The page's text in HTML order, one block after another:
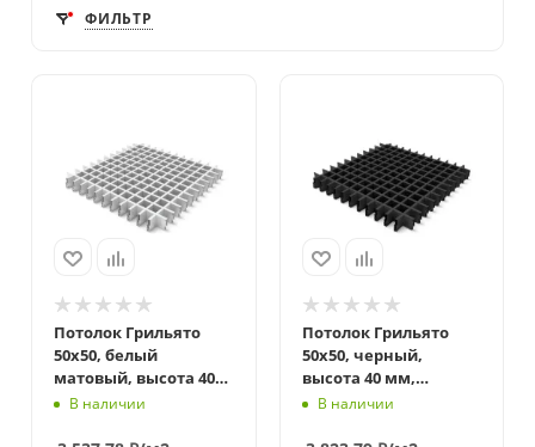
ФИЛЬТР
Потолок Грильято
50x50, белый
матовый, высота 40
мм, ширина 10 мм
В наличии
Потолок Грильято
50x50, черный,
высота 40 мм,
ширина 10 мм
В наличии